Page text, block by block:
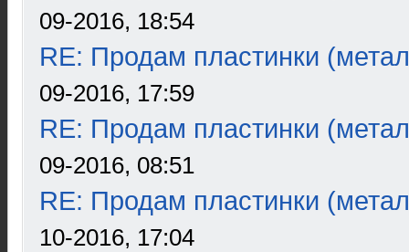
09-2016, 18:54
RE: Продам пластинки
09-2016, 17:59
RE: Продам пластинки
09-2016, 08:51
RE: Продам пластинки
10-2016, 17:04